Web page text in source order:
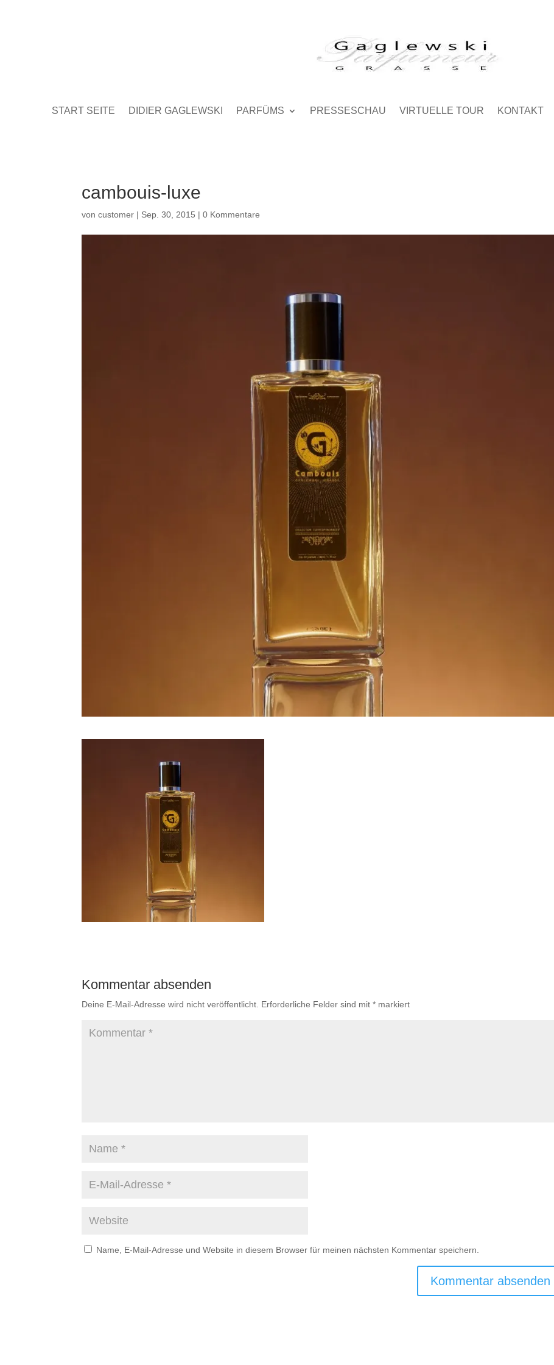
START SEITE DIDIER GAGLEWSKI PARFÜMS PRESSESCHAU VIRTUELLE TOUR KONTAKT
cambouis-luxe
voncustomer | Sep. 30, 2015 |0 Kommentare
Kommentar absenden
Deine E-Mail-Adresse wird nicht veröffentlicht. Erforderliche Felder sind mit* markiert
Name, E-Mail-Adresse und Website in diesem Browser für meinen nächsten Kommentar speichern.